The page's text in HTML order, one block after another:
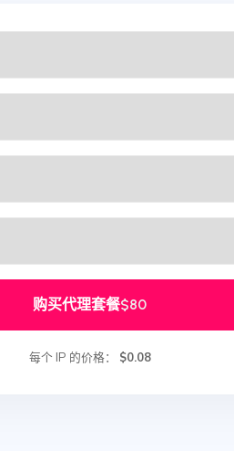
购买代理套餐$80
每个 IP 的价格： $0.08